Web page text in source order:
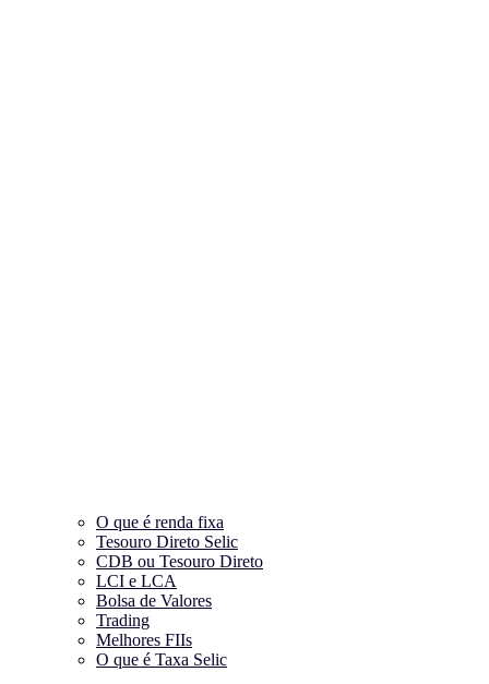
O que é renda fixa
Tesouro Direto Selic
CDB ou Tesouro Direto
LCI e LCA
Bolsa de Valores
Trading
Melhores FIIs
O que é Taxa Selic